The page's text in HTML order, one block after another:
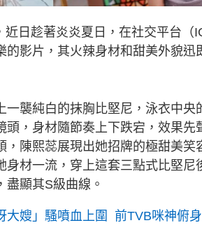
日趁著炎炎夏日，在社交平台（
影片，其火辣身材和甜美外貌迅
襲純白的抹胸比堅尼，泳衣中央
，身材隨節奏上下跌宕，效果先
陳熙蕊展現出她招牌的極甜美笑
材一流，穿上這套三點式比堅尼
顯其S級曲線。
大嫂」騷噴血上圍 前TVB咪神俯